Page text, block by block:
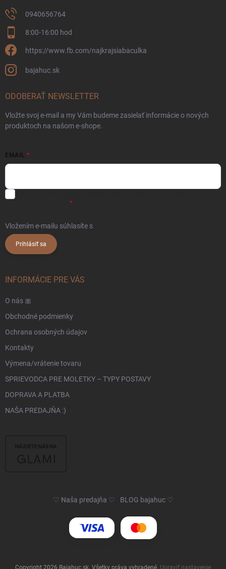
0940656764
8:00-16:00 hod
https://www.fb.com/najkrajsiabaculka
bajahuc.sk
ODOBERAŤ NEWSLETTER
Vložte svoj e-mail a my Vám budeme zasielať informácie o nových
produktoch na našom e-shope.
EMAIL
Vložením e-mailu súhlasíte s
Prihlásiť sa
INFORMÁCIE PRE VÁS
O nás 🎀
Obchodné podmienky
Ochrana osobných údajov
Kontakty
Výmena/vrátenie tovaru
SPRIEVODCA PRE MOLETKY – TYPY POSTAVY
DOPRAVA A PLATBA
NAŠA PREDAJŇA :)
♡ Naša predajňa ♡ BLOG bajahuc ♡
Copyright 2026 Bajahuc.sk . Všetky práva vyhradené. Upraviť nastavenie